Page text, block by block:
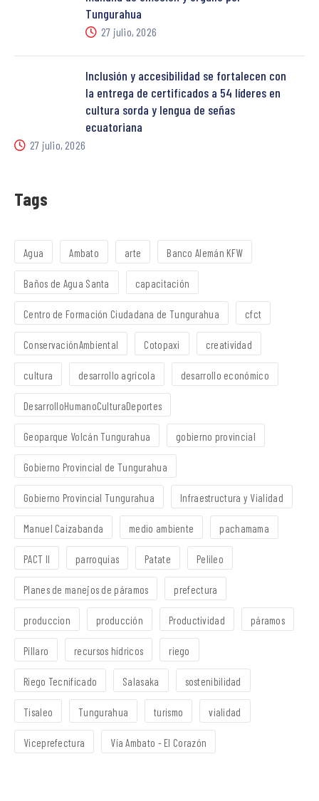
Tungurahua
27 julio, 2026
Inclusión y accesibilidad se fortalecen con
la entrega de certificados a 54 líderes en
cultura sorda y lengua de señas
ecuatoriana
27 julio, 2026
Tags
Agua Ambato arte Banco Alemán KFW
Baños de Agua Santa capacitación
Centro de Formación Ciudadana de Tungurahua cfct
ConservaciónAmbiental Cotopaxi creatividad
cultura desarrollo agrícola desarrollo económico
DesarrolloHumanoCulturaDeportes
Geoparque Volcán Tungurahua gobierno provincial
Gobierno Provincial de Tungurahua
Gobierno Provincial Tungurahua Infraestructura y Vialidad
Manuel Caizabanda medio ambiente pachamama
PACT II parroquias Patate Pelileo
Planes de manejos de páramos prefectura
produccion producción Productividad páramos
Píllaro recursos hídricos riego
Riego Tecnificado Salasaka sostenibilidad
Tisaleo Tungurahua turismo vialidad
Viceprefectura Vía Ambato - El Corazón